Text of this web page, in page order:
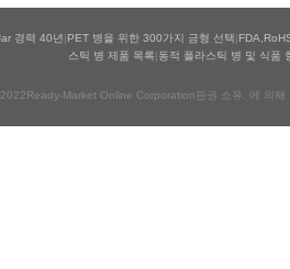
경력 40년|PET 병을 위한 300가지 금형 선택|
스틱 병 제품 목록|동적 플라스틱 병 및 식품
Market Online Corporation판권 소유. 에 의해